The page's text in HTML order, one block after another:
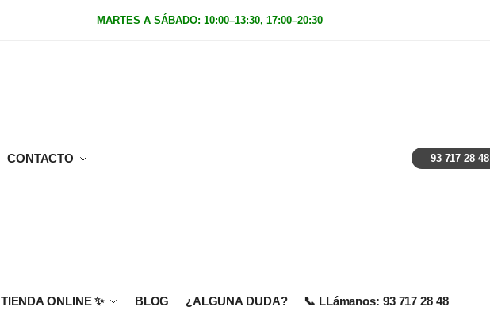
MARTES A SÁBADO: 10:00–13:30, 17:00–20:30|
CONTACTO 93 717 28 48
TIENDA ONLINE✨ BLOG ¿ALGUNA DUDA? 📞 LLámanos: 93 717 28 48